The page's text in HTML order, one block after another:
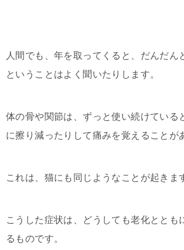
人間でも、年を取ってくると、だんだん
ということはよく聞いたりします。
体の骨や関節は、ずっと使い続けている
に擦り減ったりして痛みを覚えることが
これは、猫にも同じようなことが起きま
こうした症状は、どうしても老化ととも
るものです。